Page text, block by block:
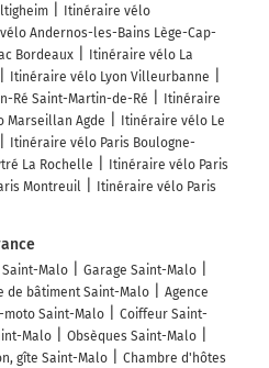
Itinéraire vélo
Andernos-les-Bains Lège-Cap-
Bordeaux
Itinéraire vélo La
Itinéraire vélo Lyon Villeurbanne
Ré Saint-Martin-de-Ré
Itinéraire
Marseillan Agde
Itinéraire vélo Le
Itinéraire vélo Paris Boulogne-
La Rochelle
Itinéraire vélo Paris
Montreuil
Itinéraire vélo Paris
Saint-Malo
Garage Saint-Malo
de bâtiment Saint-Malo
Agence
moto Saint-Malo
Coiffeur Saint-
Malo
Obsèques Saint-Malo
gîte Saint-Malo
Chambre d'hôtes